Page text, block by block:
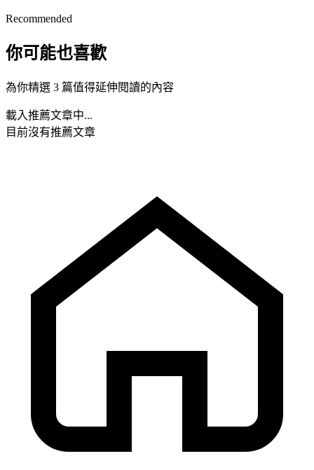
Recommended
你可能也喜歡
為你精選 3 篇值得延伸閱讀的內容
載入推薦文章中...
目前沒有推薦文章